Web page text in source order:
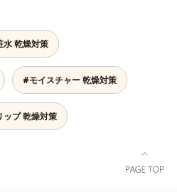
どの外部刺激から手肌を徹底ガード
するので、しっとり感がずっと続き
ます。* ポリクオタニウム-61（リ
ピジュアは、日油株式会社の登録商
標です。）
水 乾燥対策
#モイスチャー 乾燥対策
ップ 乾燥対策